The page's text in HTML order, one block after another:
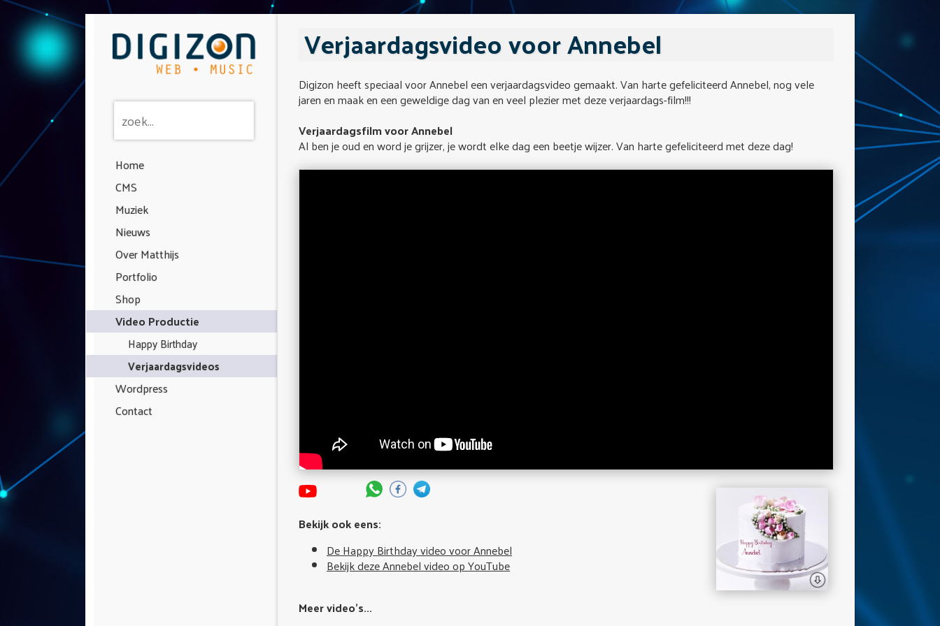
Home
CMS
Muziek
Nieuws
Over Matthijs
Portfolio
Shop
Video Productie
Happy Birthday
Verjaardagsvideos
Wordpress
Contact
Verjaardagsvideo voor Annebel
Digizon heeft speciaal voor Annebel een verjaardagsvideo gemaakt. Van harte gefeliciteerd Annebel, nog vele
jaren en maak en een geweldige dag van en veel plezier met deze verjaardags-film!!!
Verjaardagsfilm voor Annebel
Al ben je oud en word je grijzer, je wordt elke dag een beetje wijzer. Van harte gefeliciteerd met deze dag!
Bekijk ook eens:
De Happy Birthday video voor Annebel
Bekijk deze Annebel video op YouTube
Meer video's...